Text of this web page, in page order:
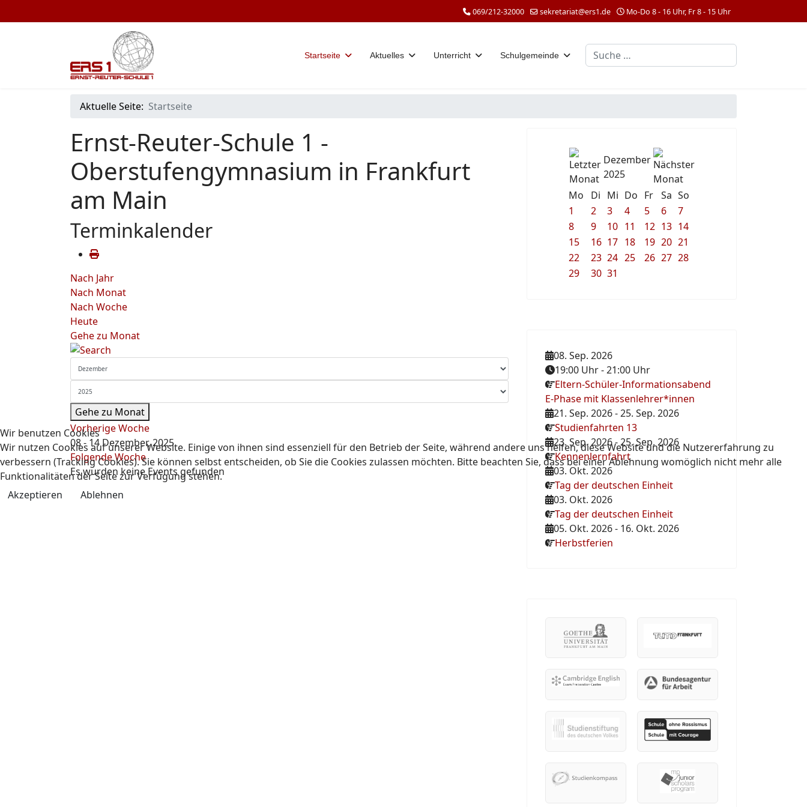
069/212-32000 sekretariat@ers1.de Mo-Do 8 - 16 Uhr, Fr 8 - 15 Uhr
Startseite Aktuelles Unterricht Schulgemeinde Suchen
Aktuelle Seite: Startseite
Ernst-Reuter-Schule 1 -
Oberstufengymnasium in Frankfurt
am Main
Terminkalender
Nach Jahr
Nach Monat
Nach Woche
Heute
Gehe zu Monat
Gehe zu Monat
Vorherige Woche
08 - 14 Dezember, 2025
Folgende Woche
Es wurden keine Events gefunden
Dezember
2025
Mo
Di Mi Do Fr Sa So
1
2 3 4 5 6
7
8
9 10 11 12 13 14
15
16 17 18 19 20 21
22
23 24 25 26 27 28
29
30 31
08. Sep. 2026
19:00 Uhr-21:00 Uhr
Eltern-Schüler-Informationsabend
E-Phase mit Klassenlehrer*innen
21. Sep. 2026-25. Sep. 2026
Studienfahrten 13
23. Sep. 2026-25. Sep. 2026
Kennenlernfahrt
03. Okt. 2026
Tag der deutschen Einheit
03. Okt. 2026
Tag der deutschen Einheit
05. Okt. 2026- 16. Okt. 2026
Herbstferien
Wir benutzen Cookies
Wir nutzen Cookies auf unserer Website. Einige von ihnen sind essenziell für den Betrieb der Seite, während andere uns helfen, diese Website und die Nutzererfahrung zu
verbessern (Tracking Cookies). Sie können selbst entscheiden, ob Sie die Cookies zulassen möchten. Bitte beachten Sie, dass bei einer Ablehnung womöglich nicht mehr alle
Funktionalitäten der Seite zur Verfügung stehen.
Akzeptieren
Ablehnen